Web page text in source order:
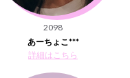
2098
あーちょこ***
詳細はこちら